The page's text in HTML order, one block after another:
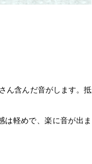
ん含んだ音がします。抵
は軽めで、楽に音が出ま